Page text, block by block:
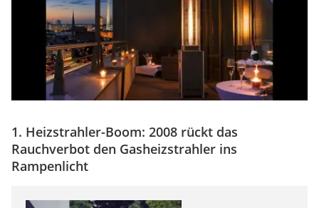
1. Heizstrahler-Boom: 2008 rückt das
Rauchverbot den Gasheizstrahler ins
Rampenlicht